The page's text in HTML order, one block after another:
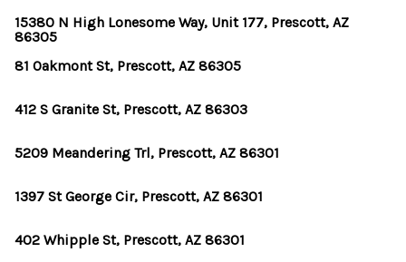
15380 N High Lonesome Way, Unit 177, Prescott, AZ
86305
81 Oakmont St, Prescott, AZ 86305
412 S Granite St, Prescott, AZ 86303
5209 Meandering Trl, Prescott, AZ 86301
1397 St George Cir, Prescott, AZ 86301
402 Whipple St, Prescott, AZ 86301